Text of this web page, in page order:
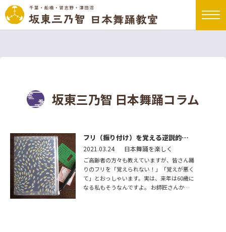
坂東三乃智 日本舞踊コラム
フリ（振り付け）を覚える逆説的方
法
2021.03.24 日本舞踊を楽しく
ご高齢者の方々も教えていますが、皆さん踊
りのフリを「覚えられない！」「覚えが悪く
て」とおっしゃいます。実は、来年は60歳に
なる私もそうなんですよ。 お師匠さんから